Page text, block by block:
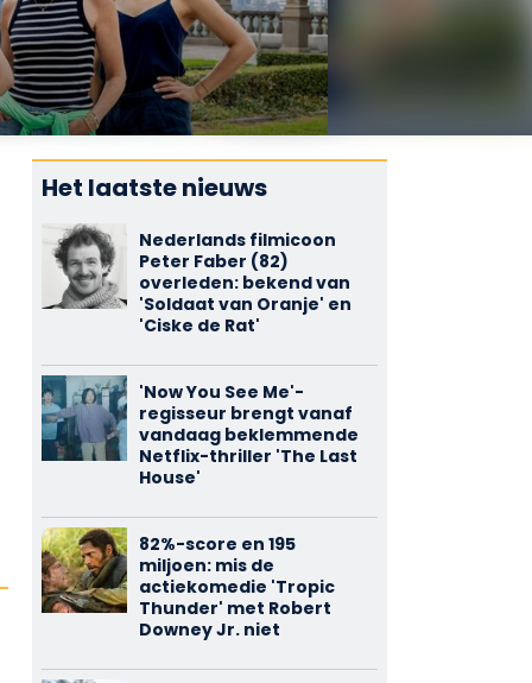
Het laatste nieuws
Nederlands filmicoon
Peter Faber (82)
overleden: bekend van
'Soldaat van Oranje' en
'Ciske de Rat'
'Now You See Me'-
regisseur brengt vanaf
vandaag beklemmende
Netflix-thriller 'The Last
House'
82%-score en 195
miljoen: mis de
actiekomedie 'Tropic
Thunder' met Robert
Downey Jr. niet